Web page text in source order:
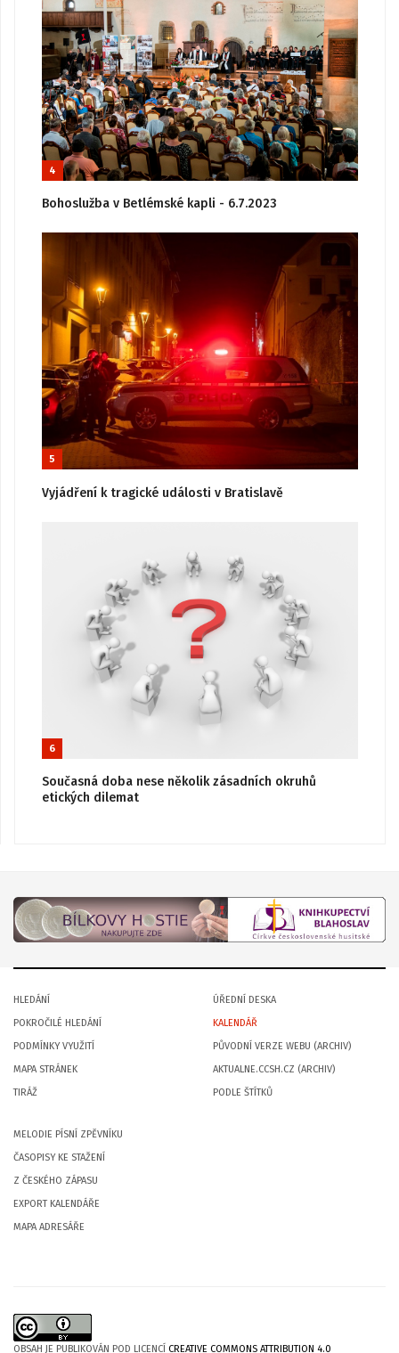
4
Bohoslužba v Betlémské kapli - 6.7.2023
5
Vyjádření k tragické události v Bratislavě
6
Současná doba nese několik zásadních okruhů
etických dilemat
HLEDÁNÍ
POKROČILÉ HLEDÁNÍ
PODMÍNKY VYUŽITÍ
MAPA STRÁNEK
TIRÁŽ
ÚŘEDNÍ DESKA
KALENDÁŘ
PŮVODNÍ VERZE WEBU (ARCHIV)
AKTUALNE.CCSH.CZ (ARCHIV)
PODLE ŠTÍTKŮ
MELODIE PÍSNÍ ZPĚVNÍKU
ČASOPISY KE STAŽENÍ
Z ČESKÉHO ZÁPASU
EXPORT KALENDÁŘE
MAPA ADRESÁŘE
OBSAH JE PUBLIKOVÁN POD LICENCÍ CREATIVE COMMONS ATTRIBUTION 4.0